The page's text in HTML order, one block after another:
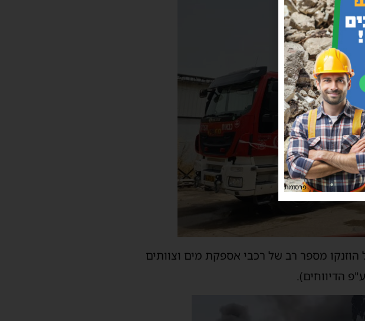
מספר רב של רכבי אספקת מים וצוותים
הדיווחים).
פרסומת